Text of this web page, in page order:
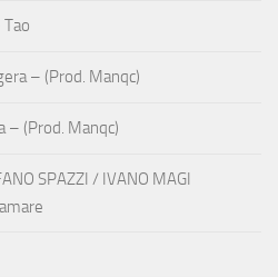
Tao
– (Prod. Manqc)
– (Prod. Manqc)
SPAZZI / IVANO MAGI